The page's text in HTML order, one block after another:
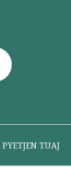
PYETJEN TUAJ